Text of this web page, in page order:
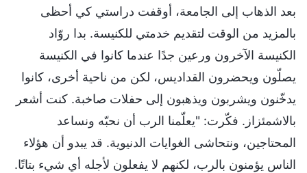
بعد الذهاب إلى الجامعة، أوقفت دراستي كي أحظى
بالمزيد من الوقت لتقديم خدمتي للكنيسة. بدا روّاد
الكنيسة الآخرون ورعين جدًا عندما كانوا في الكنيسة
يصلّون ويحضرون القداديس، لكن من ناحية أخرى، كانوا
يدخّنون ويشربون ويذهبون إلى حفلات صاخبة. كنت أشعر
بالاشمئزاز. فكّرت: "يعلّمنا الرب أن نحبّه ونساعد
المحتاجين، ونتحاشى الغوايات الدنيوية. قد يبدو أن هؤلاء
الناس يؤمنون بالرب، لكنهم لا يفعلون لأجله أي شيء بتاتًا.